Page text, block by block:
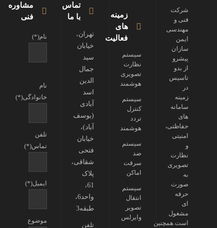
مشاوره
فنی
نام(*)
نام
خانوادگی(*)
تلفن
تماس(*)
ایمیل(*)
موضوع
تماس
با ما
تهران،
خیابان
سید
جمال
الدین
اسد
آبادی
(یوسف
آباد)،
خیابان
فتحی
شقاقی،
پلاک
61،
واحد6،
طبقه3
تلفن
زمینه
های
فعالیت
سیستم
نظارت
تصویری
هوشمند
سیستم
کنترل
تردد
هوشمند
سیستم
ضد
سرقت
اماکن
سیستم
انتقال
تصویر
وایرلس
شرکت
فنی و
مهندسی
ایمن
سازان
پیشرو
از بدو
تاسیس
در
زمینه
سامانه
های
حفاظتی،
امنیتی
و
نظارت
تصویری
به
صورت
حرفه
ای
مشغول
است.همچنین